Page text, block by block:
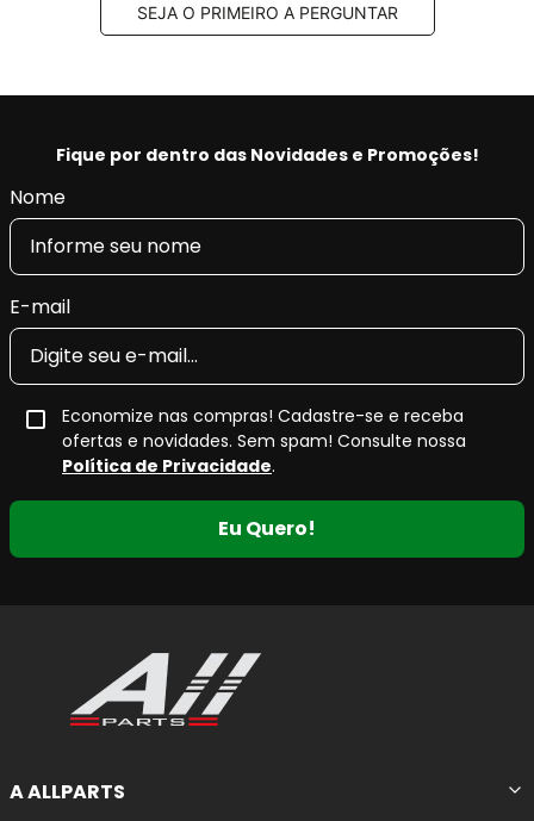
ISO 2701: 2013 TS EN ISO 14001: 2015 ve IATF 16949:
Benefícios Aplus:
- Tecnologia e qualidade na produção, fornecendo a
máxima tração, pilotagem precisa e segurança.
- Restaura as características originais do veículo,
conforto e retira as vibrações.
- Produto Original em diversas montadoras na
SEJA O PRIMEIRO A PERGUNTAR
Fique por dentro das Novidades e Promoções!
Nome
E-mail
Economize nas compras! Cadastre-se e receba
ofertas e novidades. Sem spam! Consulte nossa
Política de Privacidade.
Eu Quero!
A ALLPARTS